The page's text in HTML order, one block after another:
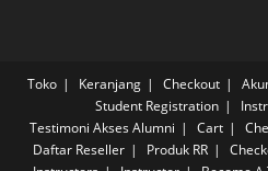
Toko Keranjang Checkout
Student Registration
Testimoni Akses Alumni
Cart
Daftar Reseller
Produk RR